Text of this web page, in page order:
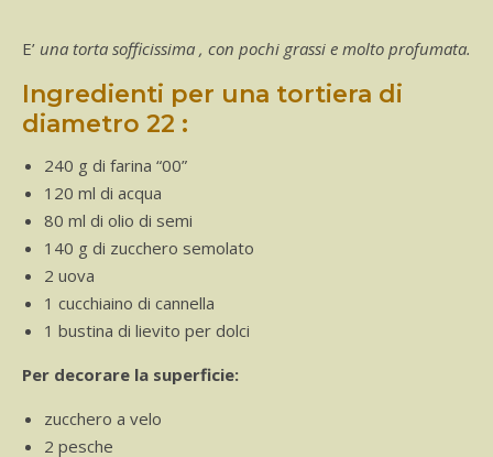
una torta sofficissima , con pochi grassi e molto profumata.
Ingredienti per una tortiera di
diametro 22 :
240 g di farina “00”
120 ml di acqua
80 ml di olio di semi
140 g di zucchero semolato
2 uova
1 cucchiaino di cannella
1 bustina di lievito per dolci
Per decorare la superficie:
zucchero a velo
2 pesche